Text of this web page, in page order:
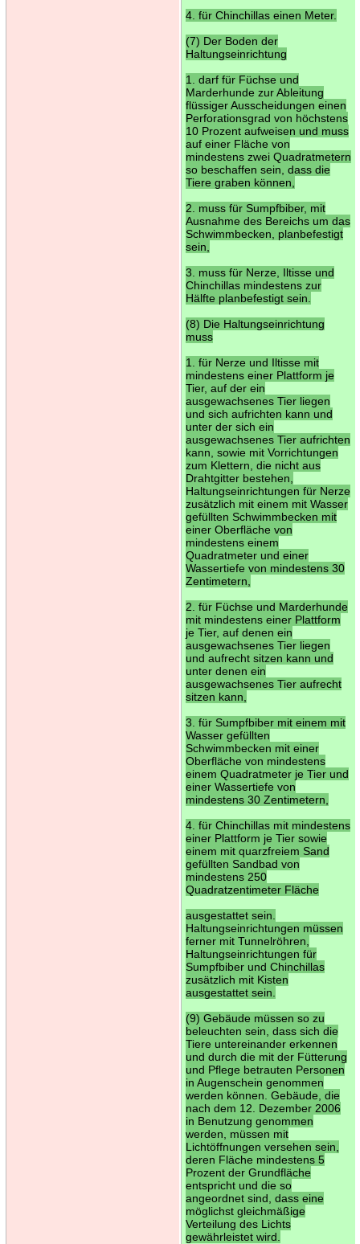
4. für Chinchillas einen Meter.
(7) Der Boden der
Haltungseinrichtung
1. darf für Füchse und
Marderhunde zur Ableitung
flüssiger Ausscheidungen einen
Perforationsgrad von höchstens
10 Prozent aufweisen und muss
auf einer Fläche von
mindestens zwei Quadratmetern
so beschaffen sein, dass die
Tiere graben können,
2. muss für Sumpfbiber, mit
Ausnahme des Bereichs um das
Schwimmbecken, planbefestigt
sein,
3. muss für Nerze, Iltisse und
Chinchillas mindestens zur
Hälfte planbefestigt sein.
(8) Die Haltungseinrichtung
muss
1. für Nerze und Iltisse mit
mindestens einer Plattform je
Tier, auf der ein
ausgewachsenes Tier liegen
und sich aufrichten kann und
unter der sich ein
ausgewachsenes Tier aufrichten
kann, sowie mit Vorrichtungen
zum Klettern, die nicht aus
Drahtgitter bestehen,
Haltungseinrichtungen für Nerze
zusätzlich mit einem mit Wasser
gefüllten Schwimmbecken mit
einer Oberfläche von
mindestens einem
Quadratmeter und einer
Wassertiefe von mindestens 30
Zentimetern,
2. für Füchse und Marderhunde
mit mindestens einer Plattform
je Tier, auf denen ein
ausgewachsenes Tier liegen
und aufrecht sitzen kann und
unter denen ein
ausgewachsenes Tier aufrecht
sitzen kann,
3. für Sumpfbiber mit einem mit
Wasser gefüllten
Schwimmbecken mit einer
Oberfläche von mindestens
einem Quadratmeter je Tier und
einer Wassertiefe von
mindestens 30 Zentimetern,
4. für Chinchillas mit mindestens
einer Plattform je Tier sowie
einem mit quarzfreiem Sand
gefüllten Sandbad von
mindestens 250
Quadratzentimeter Fläche
ausgestattet sein.
Haltungseinrichtungen müssen
ferner mit Tunnelröhren,
Haltungseinrichtungen für
Sumpfbiber und Chinchillas
zusätzlich mit Kisten
ausgestattet sein.
(9) Gebäude müssen so zu
beleuchten sein, dass sich die
Tiere untereinander erkennen
und durch die mit der Fütterung
und Pflege betrauten Personen
in Augenschein genommen
werden können. Gebäude, die
nach dem 12. Dezember 2006
in Benutzung genommen
werden, müssen mit
Lichtöffnungen versehen sein,
deren Fläche mindestens 5
Prozent der Grundfläche
entspricht und die so
angeordnet sind, dass eine
möglichst gleichmäßige
Verteilung des Lichts
gewährleistet wird.